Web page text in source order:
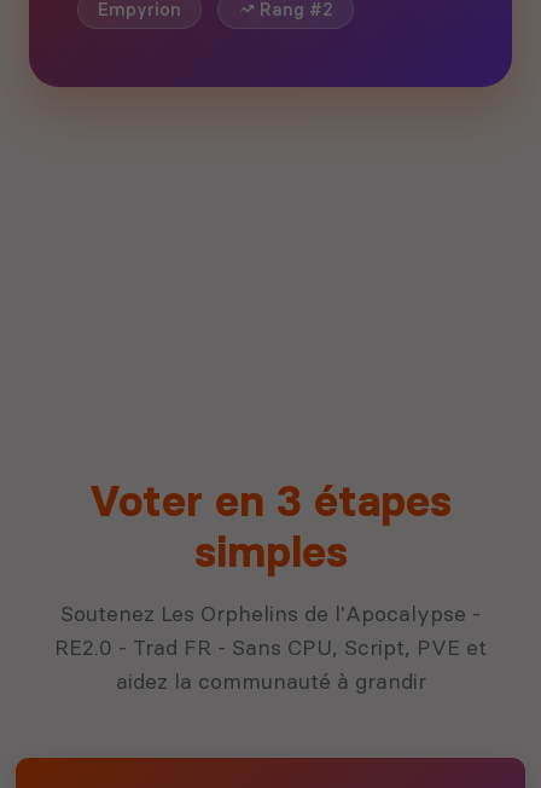
Empyrion Rang #2
Voter en 3 étapes
simples
Soutenez Les Orphelins de l'Apocalypse -
RE2.0 - Trad FR - Sans CPU, Script, PVE et
aidez la communauté à grandir